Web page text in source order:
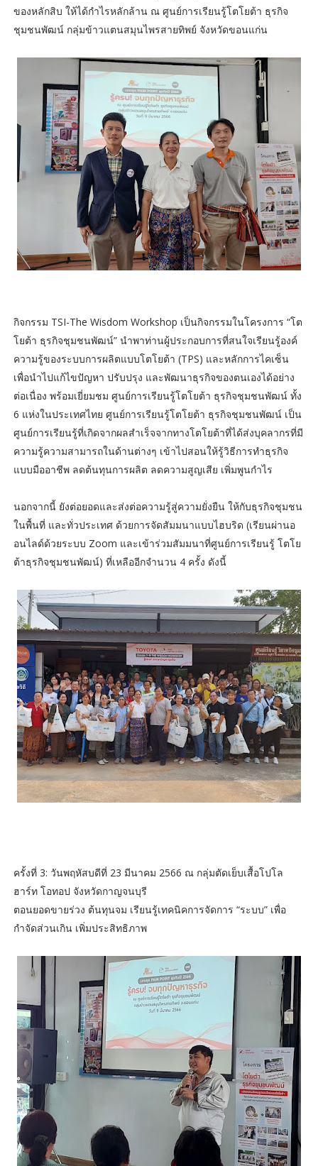
ของหลักสิบ ให้ได้กำไรหลักล้าน ณ ศูนย์การเรียนรู้โตโยต้า ธุรกิจ
ชุมชนพัฒน์ กลุ่มข้าวแตนสมุนไพรสายทิพย์ จังหวัดขอนแก่น
กิจกรรม TSI-The Wisdom Workshop เป็นกิจกรรมในโครงการ “โต
โยต้า ธุรกิจชุมชนพัฒน์” นำพาท่านผู้ประกอบการที่สนใจเรียนรู้องค์
ความรู้ของระบบการผลิตแบบโตโยต้า (TPS) และหลักการไคเซ็น
เพื่อนำไปแก้ไขปัญหา ปรับปรุง และพัฒนาธุรกิจของตนเองได้อย่าง
ต่อเนื่อง พร้อมเยี่ยมชม ศูนย์การเรียนรู้โตโยต้า ธุรกิจชุมชนพัฒน์ ทั้ง
6 แห่งในประเทศไทย ศูนย์การเรียนรู้โตโยต้า ธุรกิจชุมชนพัฒน์ เป็น
ศูนย์การเรียนรู้ที่เกิดจากผลสำเร็จจากทางโตโยต้าที่ได้ส่งบุคลากรที่มี
ความรู้ความสามารถในด้านต่างๆ เข้าไปสอนให้รู้วิธีการทำธุรกิจ
แบบมืออาชีพ ลดต้นทุนการผลิต ลดความสูญเสีย เพิ่มพูนกำไร
นอกจากนี้ ยังต่อยอดและส่งต่อความรู้สู่ความยั่งยืน ให้กับธุรกิจชุมชน
ในพื้นที่ และทั่วประเทศ ด้วยการจัดสัมมนาแบบไฮบริด (เรียนผ่านอ
อนไลด์ด้วยระบบ Zoom และเข้าร่วมสัมมนาที่ศูนย์การเรียนรู้ โตโย
ต้าธุรกิจชุมชนพัฒน์) ที่เหลืออีกจำนวน 4 ครั้ง ดังนี้
ครั้งที่ 3: วันพฤหัสบดีที่ 23 มีนาคม 2566 ณ กลุ่มตัดเย็บเสื้อโปโล
ฮาร์ท โอทอป จังหวัดกาญจนบุรี
ตอนยอดขายร่วง ต้นทุนจม เรียนรู้เทคนิคการจัดการ “ระบบ” เพื่อ
กำจัดส่วนเกิน เพิ่มประสิทธิภาพ